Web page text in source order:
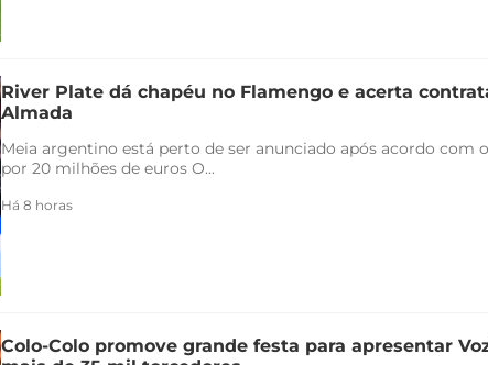
River Plate dá chapéu no Flamengo e acerta
Almada
Meia argentino está perto de ser anunciado após acordo com
por 20 milhões de euros O...
Há 8 horas
Colo-Colo promove grande festa para apresentar